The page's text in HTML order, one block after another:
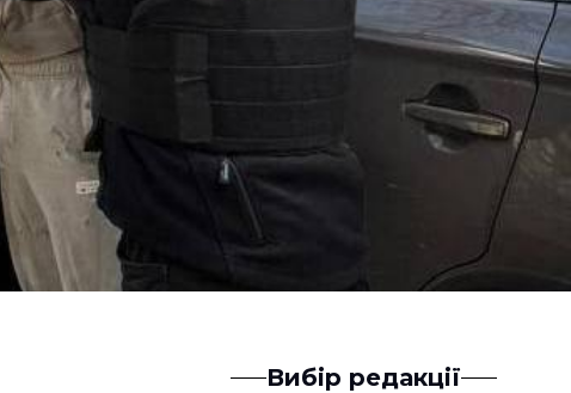
Вибір редакції